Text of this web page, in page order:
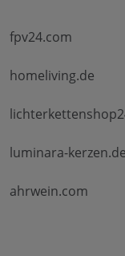
fpv24.com
homeliving.de
luminara-kerzen.de
ahrwein.com